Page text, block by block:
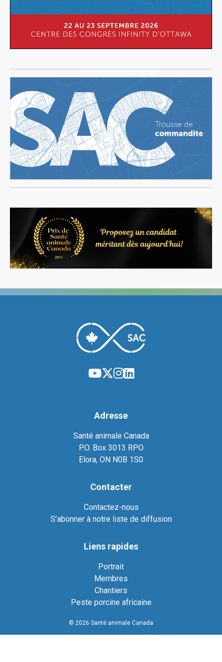
Adresse
Santé animale Canada
P.O. Box 3013 RPO
Elora, ON N0B 1S0
Contacter
Contactez-nous
S’abonner à notre liste de diffusion
Liens rapides
Portrait
Membres
Chantiers
Peste porcine africaine
© 2026 Santé animale Canada